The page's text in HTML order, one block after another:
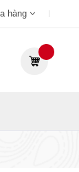
hàng